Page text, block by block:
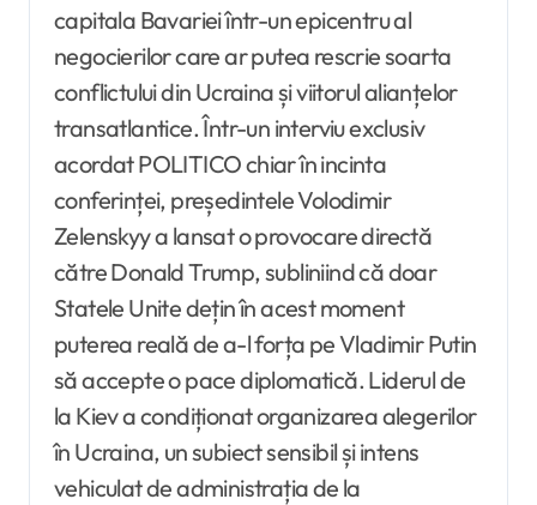
capitala Bavariei într-un epicentru al
negocierilor care ar putea rescrie soarta
conflictului din Ucraina și viitorul alianțelor
transatlantice. Într-un interviu exclusiv
acordat POLITICO chiar în incinta
conferinței, președintele Volodimir
Zelenskyy a lansat o provocare directă
către Donald Trump, subliniind că doar
Statele Unite dețin în acest moment
puterea reală de a-l forța pe Vladimir Putin
să accepte o pace diplomatică. Liderul de
la Kiev a condiționat organizarea alegerilor
în Ucraina, un subiect sensibil și intens
vehiculat de administrația de la